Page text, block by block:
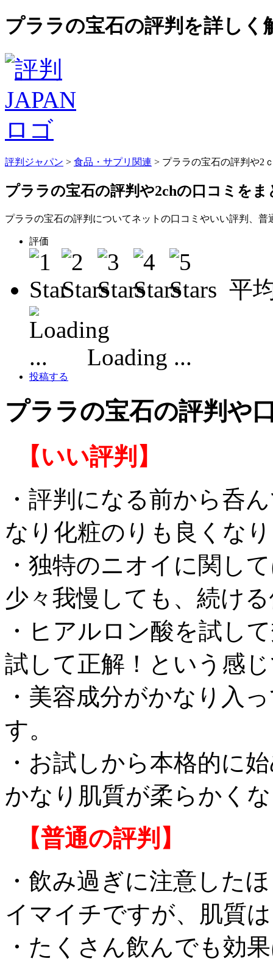
プララの宝石の評判を詳しく
評判ジャパン > 食品・サプリ関連 > プララの宝石の評判や2
プララの宝石の評判や2chの口コミを
プララの宝石の評判についてネットの口コミやいい評判、
評価
平
Loading ...
投稿する
プララの宝石の評判や
【いい評判】
・評判になる前から呑
なり化粧のりも良くな
・独特のニオイに関し
少々我慢しても、続け
・ヒアルロン酸を試し
試して正解！という感
・美容成分がかなり入
す。
・お試しから本格的に
かなり肌質が柔らかく
【普通の評判】
・飲み過ぎに注意した
イマイチですが、肌質
・たくさん飲んでも効